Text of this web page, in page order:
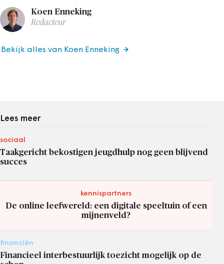
Koen Enneking
Redacteur
Bekijk alles van Koen Enneking
Lees meer
sociaal
Taakgericht bekostigen jeugdhulp nog geen blijvend
succes
kennispartners
De online leefwereld: een digitale speeltuin of een
mijnenveld?
financiën
Financieel interbestuurlijk toezicht mogelijk op de